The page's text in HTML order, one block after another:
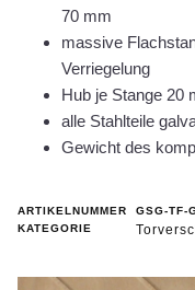
70 mm
massive
Verriegelung
Hub je Stange 20
alle Stahlteile
Gewicht des
ARTIKELNUMMER
GSG-TF-
KATEGORIE